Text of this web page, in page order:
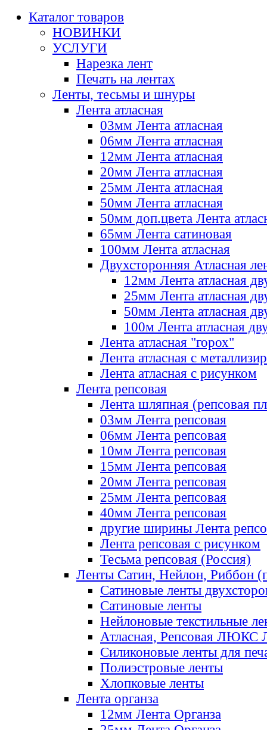
Каталог товаров
НОВИНКИ
УСЛУГИ
Нарезка лент
Печать на лентах
Ленты, тесьмы и шнуры
Лента атласная
03мм Лента атласная
06мм Лента атласная
12мм Лента атласная
20мм Лента атласная
25мм Лента атласная
50мм Лента атласная
50мм доп.цвета Лента
65мм Лента сатиновая
100мм Лента атласная
Двухсторонняя Атласная
12мм Лента атласная
25мм Лента атласная
50мм Лента атласная
100м Лента атласная
Лента атласная "горох"
Лента атласная с
Лента атласная с рисунком
Лента репсовая
Лента шляпная (репсовая
03мм Лента репсовая
06мм Лента репсовая
10мм Лента репсовая
15мм Лента репсовая
20мм Лента репсовая
25мм Лента репсовая
40мм Лента репсовая
другие ширины Лента
Лента репсовая с рисунком
Тесьма репсовая (Россия)
Ленты Сатин, Нейлон, Риббон
Сатиновые ленты
Сатиновые ленты
Нейлоновые текстильные
Атласная, Репсовая ЛЮКС
Силиконовые ленты для
Полиэстровые ленты
Хлопковые ленты
Лента органза
12мм Лента Органза